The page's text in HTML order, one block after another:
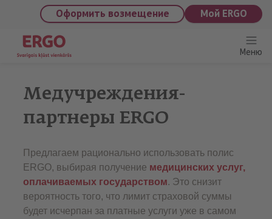
saturu
Оформить возмещение Мой ERGO
Меню
Медучреждения-
партнеры ERGO
Предлагаем рационально использовать полис
ERGO, выбирая получение медицинских услуг,
оплачиваемых государством. Это снизит
вероятность того, что лимит страховой суммы
будет исчерпан за платные услуги уже в самом